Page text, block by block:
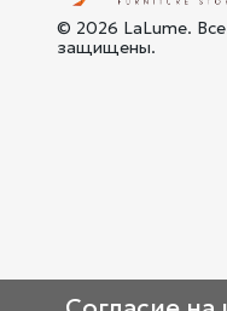
© 2026 LaLume.
защищены.